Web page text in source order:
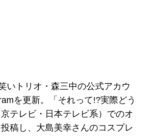
いトリオ・森三中の公式アカウ
を更新。「それって!?実際どう
テレビ・日本テレビ系）でのオ
稿し、大島美幸さんのコスプレ